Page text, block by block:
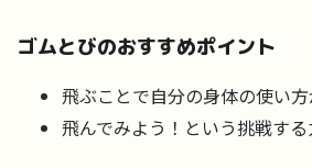
ゴムとびのおすすめポイント
飛ぶことで自分の身体の使い
飛んでみよう！という挑戦する